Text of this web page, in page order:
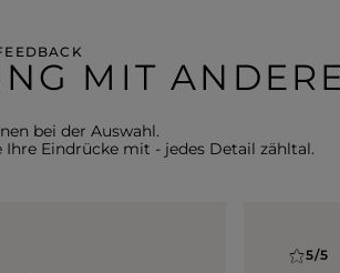
MIT
bei der Auswahl.
Eindrücke mit - jedes Detail zähltal.
5/5